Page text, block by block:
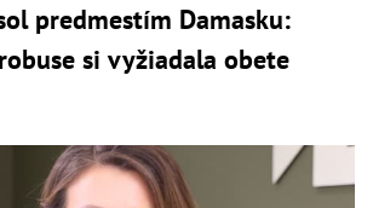
predmestím Damasku:
si vyžiadala obete